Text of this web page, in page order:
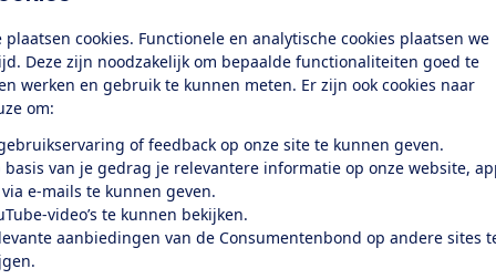
plaatsen cookies. Functionele en analytische cookies plaatsen we
Deze zijn noodzakelijk om bepaalde functionaliteiten goed te
werken en gebruik te kunnen meten. Er zijn ook cookies naar
om:
of feedback op onze site te kunnen geven.
basis van je gedrag je relevantere informatie op onze website,
e-mails te kunnen geven.
video’s te kunnen bekijken.
aanbiedingen van de Consumentenbond op andere sites
pureren
snijden
toegang tot deze test?